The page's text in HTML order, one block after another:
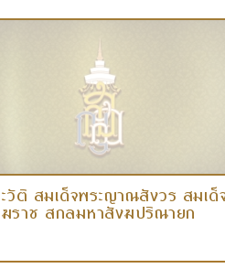
วัติ สมเด็จพระญาณสังวร สมเด็
ฆราช สกลมหาสังฆปริณายก